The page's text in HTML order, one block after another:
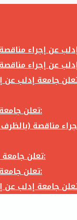
تعلن جامعة إدلب عن إجراء مناقصة (بالظرف المختوم) لشراء وتوريد أثاث مكاتب لزوم مكاتب وقاعات جامعة إدلب وفق الآتي:
تعلن جامعة إدلب عن إجراء مناقصة (بالظرف المختوم) لأعمال بناء طابق في مبنى رئاسة الجامعة في جامعة ادلب وفق الآتي:
تعلن جامعة إدلب عن إجراء مناقصة (بالظرف المختوم) لشراء وتوريد أثاث مكاتب لزوم مكاتب وقاعات جامعة إدلب وفق الآتي: